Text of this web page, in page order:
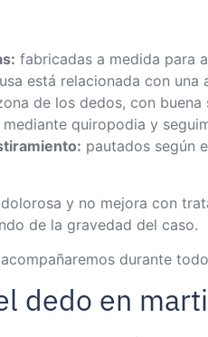
fabricadas a medida para
está relacionada con
de los dedos, con buena
mediante quiropodia y
pautados según
y no mejora con
de la gravedad del caso.
durante
dedo en